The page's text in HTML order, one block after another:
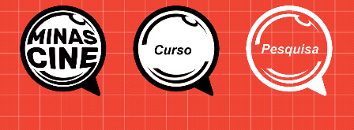
PROJETOS
PUBLICAÇÕES
REVISTA ELIPSE